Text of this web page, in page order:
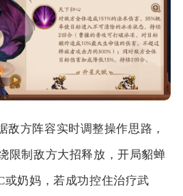
敌方阵容实时调整操作思路，
限制敌方大招释放，开局貂蝉
或奶妈，若成功控住治疗武